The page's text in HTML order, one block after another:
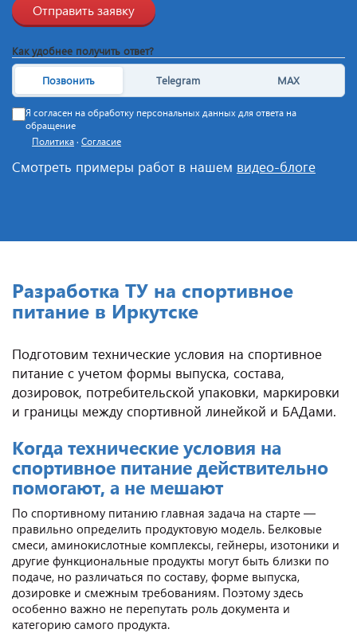
Отправить заявку
Как удобнее получить ответ?
Позвонить Telegram MAX
Я согласен на обработку персональных данных для ответа на
обращение
Политика · Согласие
Смотреть примеры работ в нашем видео-блоге
Разработка ТУ на спортивное
питание в Иркутске
Подготовим технические условия на спортивное
питание с учетом формы выпуска, состава,
дозировок, потребительской упаковки, маркировки
и границы между спортивной линейкой и БАДами.
Когда технические условия на
спортивное питание действительно
помогают, а не мешают
По спортивному питанию главная задача на старте —
правильно определить продуктовую модель. Белковые
смеси, аминокислотные комплексы, гейнеры, изотоники и
другие функциональные продукты могут быть близки по
подаче, но различаться по составу, форме выпуска,
дозировке и смежным требованиям. Поэтому здесь
особенно важно не перепутать роль документа и
категорию самого продукта.